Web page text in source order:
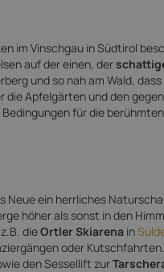
im Vinschgau in Südtirol
auf der einen, der
und so nah am Wald,
Apfelgärten und den
für die
ein herrliches
höher als sonst in den
dieOrtler Skiarena in
oder
den Sessellift zur